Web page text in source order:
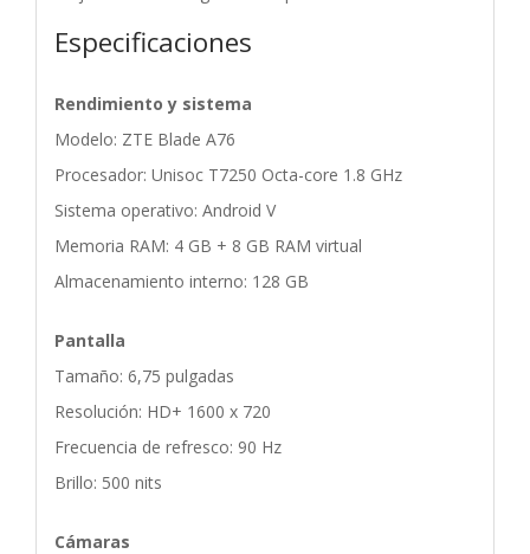
Especificaciones
Rendimiento y sistema
Modelo: ZTE Blade A76
Procesador: Unisoc T7250 Octa-core 1.8 GHz
Sistema operativo: Android V
Memoria RAM: 4 GB + 8 GB RAM virtual
Almacenamiento interno: 128 GB
Pantalla
Tamaño: 6,75 pulgadas
Resolución: HD+ 1600 x 720
Frecuencia de refresco: 90 Hz
Brillo: 500 nits
Cámaras